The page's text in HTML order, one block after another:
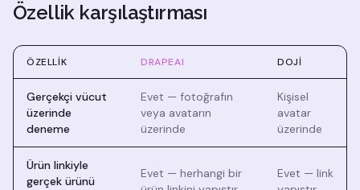
Özellik karşılaştırması
ÖZELLIK DRAPEAI DOJI
Gerçekçi vücut
üzerinde
deneme
Evet — fotoğrafın
veya avatarın
üzerinde
Kişisel
avatar
üzerinde
Ürün linkiyle
gerçek ürünü
Evet — herhangi bir
Evet — link